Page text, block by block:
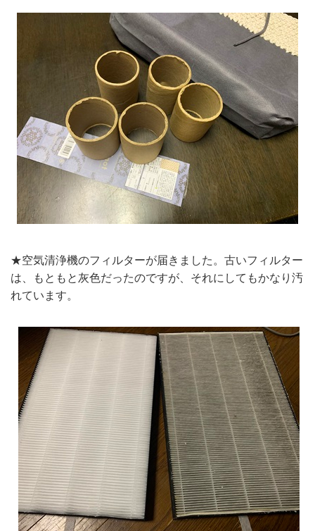
★空気清浄機のフィルターが届きました。古いフィルター
は、もともと灰色だったのですが、それにしてもかなり汚
れています。